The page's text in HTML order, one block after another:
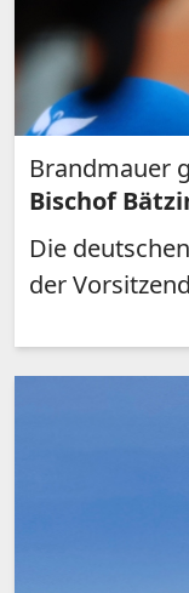
Brandmauer
Bischof
Die
der